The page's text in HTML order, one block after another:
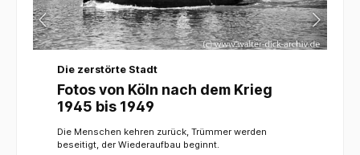
Die zerstörte Stadt
Fotos von Köln nach dem Krieg
1945 bis 1949
Die Menschen kehren zurück, Trümmer werden
beseitigt, der Wiederaufbau beginnt.